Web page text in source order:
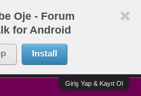
Oje - Forum
for Android
Install
Giriş Yap & Kayıt Ol